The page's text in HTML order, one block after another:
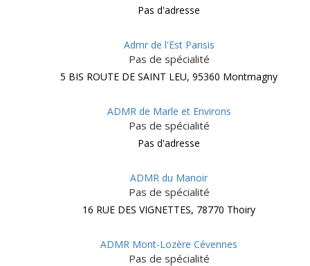
Pas d'adresse
Admr de l'Est Parisis
Pas de spécialité
5 BIS ROUTE DE SAINT LEU, 95360 Montmagny
ADMR de Marle et Environs
Pas de spécialité
Pas d'adresse
ADMR du Manoir
Pas de spécialité
16 RUE DES VIGNETTES, 78770 Thoiry
ADMR Mont-Lozère Cévennes
Pas de spécialité